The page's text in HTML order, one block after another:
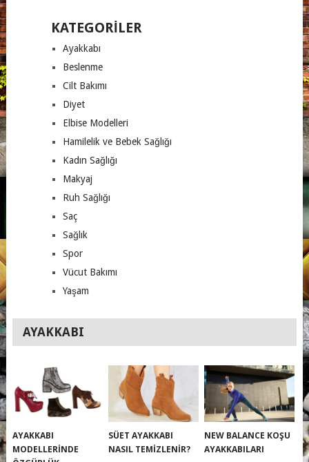
KATEGORILER
Ayakkabı
Beslenme
Cilt Bakımı
Diyet
Elbise Modelleri
Hamilelik ve Bebek Sağlığı
Kadın Sağlığı
Makyaj
Ruh Sağlığı
Saç
Sağlık
Spor
Vücut Bakımı
Yaşam
AYAKKABI
AYAKKABI
MODELLERINDE
SÜET AYAKKABI
NASIL TEMIZLENIR?
NEW BALANCE KOŞU
AYAKKABILARI